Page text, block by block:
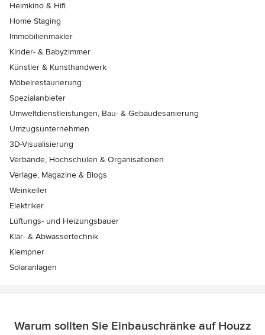
Heimkino & Hifi
Home Staging
Immobilienmakler
Kinder- & Babyzimmer
Künstler & Kunsthandwerk
Möbelrestaurierung
Spezialanbieter
Umweltdienstleistungen, Bau- & Gebäudesanierung
Umzugsunternehmen
3D-Visualisierung
Verbände, Hochschulen & Organisationen
Verlage, Magazine & Blogs
Weinkeller
Elektriker
Lüftungs- und Heizungsbauer
Klär- & Abwassertechnik
Klempner
Solaranlagen
Warum sollten Sie Einbauschränke auf Houzz